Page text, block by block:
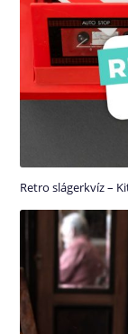
Retro slágerkvíz –